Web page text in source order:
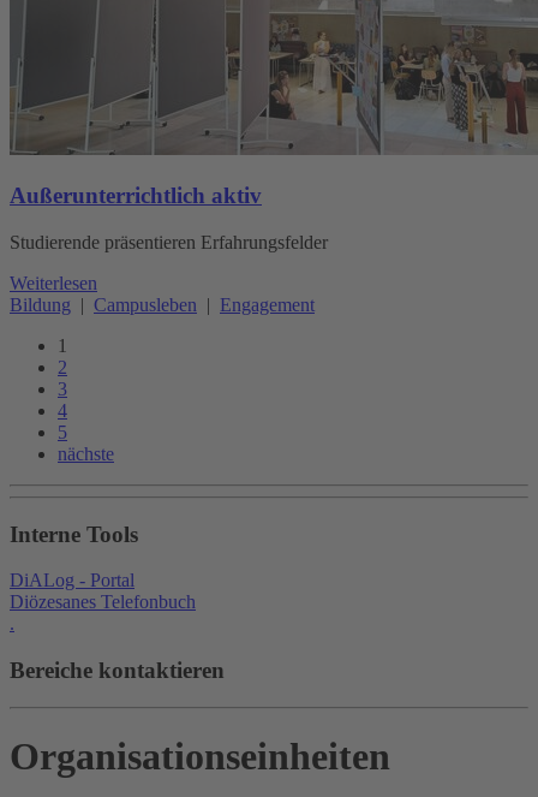
Außerunterrichtlich aktiv
Studierende präsentieren Erfahrungsfelder
Weiterlesen
Bildung | Campusleben | Engagement
1
2
3
4
5
nächste
Interne Tools
DiALog - Portal
Diözesanes Telefonbuch
.
Bereiche kontaktieren
Organisationseinheiten